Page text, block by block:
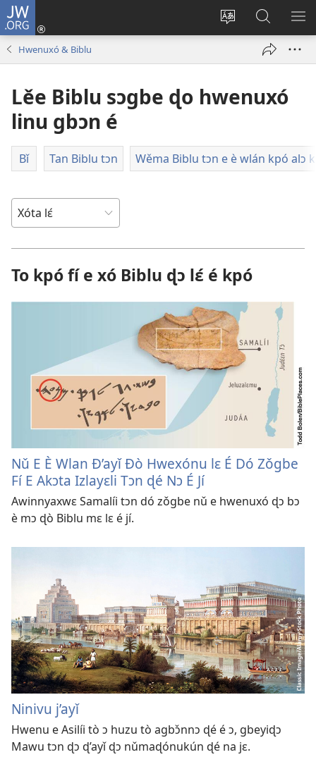
JW.ORG
Ɖyɔ̌
tɛn
ɔ
ɖe
Hun
akpáxwé
window)
Nǔbiba
ɖo
JW.ORG
XLƐ́
Hwenuxó & Biblu
Lěe Biblu sɔgbe ɖo hwenuxó
linu gbɔn é
Bǐ Tan Biblu tɔn Wěma Biblu tɔn e è wlán kpó alɔ
To kpó fí e xó Biblu ɖɔ lɛ́ é kpó
Nǔ E È Wlan Ð’ayǐ Ðò Hwexónu lɛ É Dó Zǒgbe
Fí E Akɔta Izlayɛli Tɔn ɖé Nɔ É Jí
Awinnyaxwɛ Samalíi tɔn dó zǒgbe nǔ e hwenuxó ɖɔ bɔ
è mɔ ɖò Biblu mɛ lɛ é jí.
Ninivu j’ayǐ
Hwenu e Asilíi tò ɔ huzu tò agbɔ̌nnɔ ɖé é ɔ, gbeyiɖɔ
Mawu tɔn ɖɔ ɖ’ayǐ ɖɔ nǔmaɖónukún ɖé na jɛ.